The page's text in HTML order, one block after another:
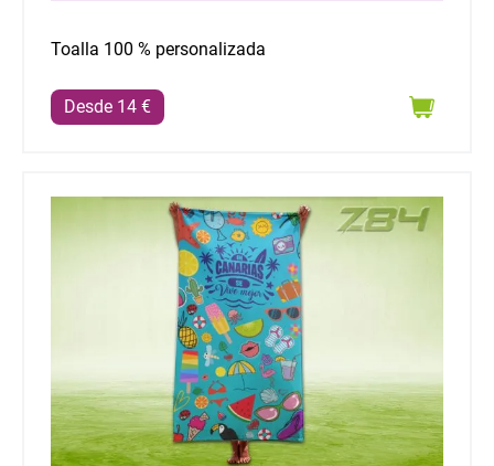
Toalla 100 % personalizada
Desde 14 €
Toalla modelo "En Canarias se vive mejor"